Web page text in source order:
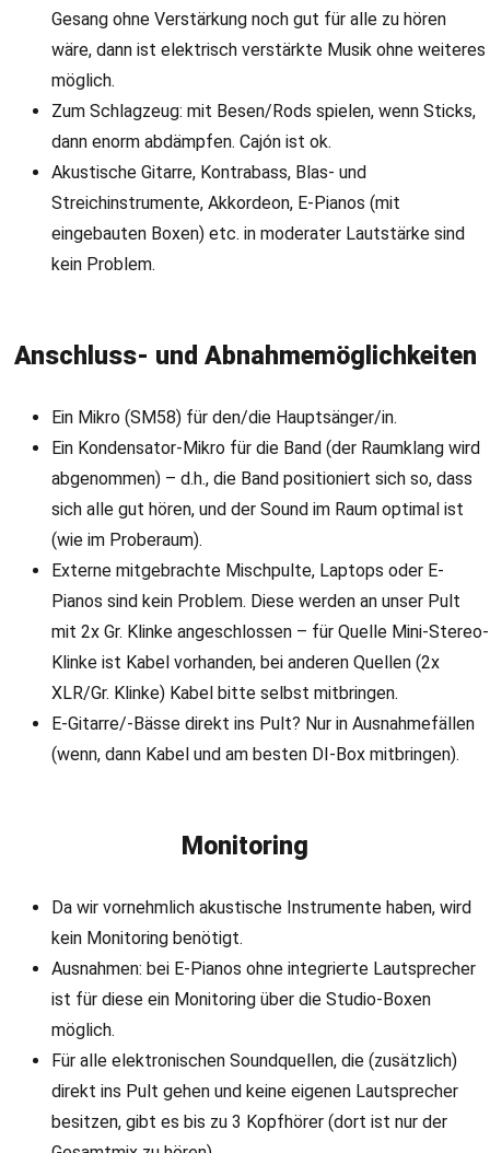
Gesang ohne Verstärkung noch gut für alle zu hören
wäre, dann ist elektrisch verstärkte Musik ohne weiteres
möglich.
Zum Schlagzeug: mit Besen/Rods spielen, wenn Sticks,
dann enorm abdämpfen. Cajón ist ok.
Akustische Gitarre, Kontrabass, Blas- und
Streichinstrumente, Akkordeon, E-Pianos (mit
eingebauten Boxen) etc. in moderater Lautstärke sind
kein Problem.
Anschluss- und Abnahmemöglichkeiten
Ein Mikro (SM58) für den/die Hauptsänger/in.
Ein Kondensator-Mikro für die Band (der Raumklang wird
abgenommen) – d.h., die Band positioniert sich so, dass
sich alle gut hören, und der Sound im Raum optimal ist
(wie im Proberaum).
Externe mitgebrachte Mischpulte, Laptops oder E-
Pianos sind kein Problem. Diese werden an unser Pult
mit 2x Gr. Klinke angeschlossen – für Quelle Mini-Stereo-
Klinke ist Kabel vorhanden, bei anderen Quellen (2x
XLR/Gr. Klinke) Kabel bitte selbst mitbringen.
E-Gitarre/-Bässe direkt ins Pult? Nur in Ausnahmefällen
(wenn, dann Kabel und am besten DI-Box mitbringen).
Monitoring
Da wir vornehmlich akustische Instrumente haben, wird
kein Monitoring benötigt.
Ausnahmen: bei E-Pianos ohne integrierte Lautsprecher
ist für diese ein Monitoring über die Studio-Boxen
möglich.
Für alle elektronischen Soundquellen, die (zusätzlich)
direkt ins Pult gehen und keine eigenen Lautsprecher
besitzen, gibt es bis zu 3 Kopfhörer (dort ist nur der